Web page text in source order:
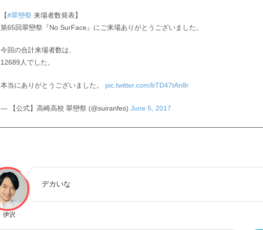
【#翠巒祭 来場者数発表】
第65回翠巒祭『No SurFace』にご来場ありがとうございました。
今回の合計来場者数は、
12689人でした。
本当にありがとうございました。 pic.twitter.com/bTD47tAn8r
— 【公式】高崎高校 翠巒祭 (@suiranfes)June 5, 2017
伊沢
デカいな